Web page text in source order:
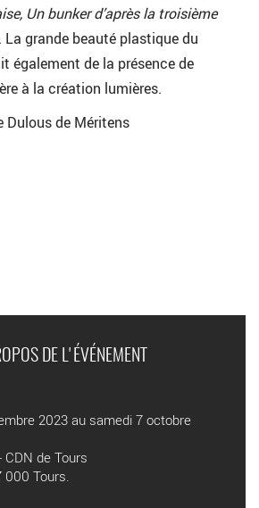
Un bunker d’après la troisième
. La grande beauté plastique du
également de la présence de
à la création lumières.
Dulous de Méritens
DE L'ÉVÉNEMENT
2023 au samedi 7 octobre
CDN de Tours
000 Tours.